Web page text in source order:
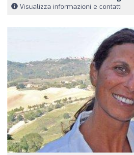
Visualizza informazioni e contatti